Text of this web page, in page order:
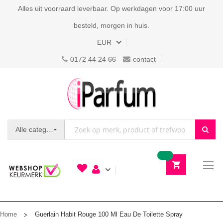
Alles uit voorraard leverbaar. Op werkdagen voor 17:00 uur
besteld, morgen in huis.
EUR
0172 44 24 66 contact
Home Guerlain Habit Rouge 100 Ml Eau De Toilette Spray